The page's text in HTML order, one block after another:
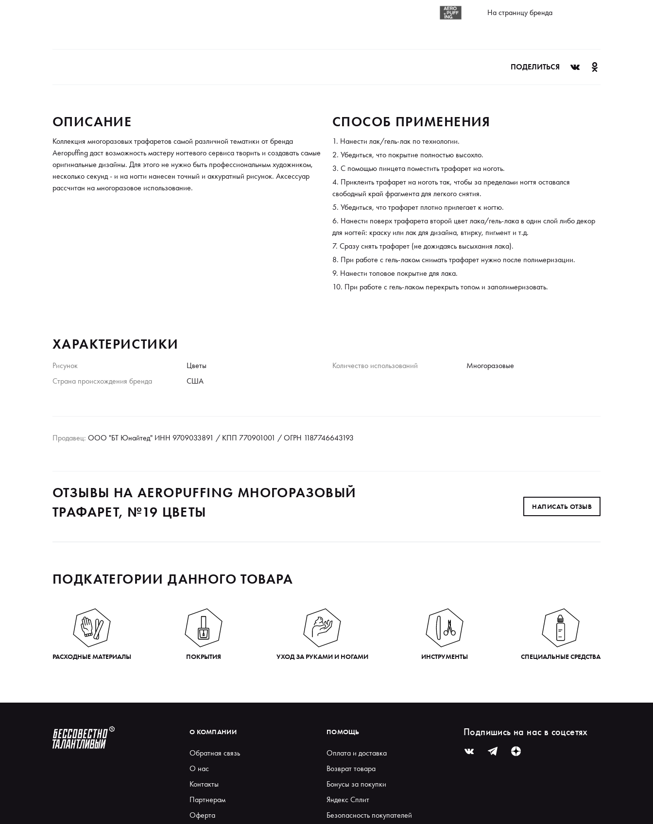
рассчитан на многоразовое использование.
На страницу бренда
ПОДЕЛИТЬСЯ
ОПИСАНИЕ
Коллекция многоразовых трафаретов самой различной тематики от бренда
Aeropuffing даст возможность мастеру ногтевого сервиса творить и создавать самые
оригинальные дизайны. Для этого не нужно быть профессиональным художником,
несколько секунд - и на ногти нанесен точный и аккуратный рисунок. Аксессуар
рассчитан на многоразовое использование.
СПОСОБ ПРИМЕНЕНИЯ
Нанести лак/гель-лак по технологии.
Убедиться, что покрытие полностью высохло.
С помощью пинцета поместить трафарет на ноготь.
Приклеить трафарет на ноготь так, чтобы за пределами ногтя оставался
свободный край фрагмента для легкого снятия.
Убедиться, что трафарет плотно прилегает к ногтю.
Нанести поверх трафарета второй цвет лака/гель-лака в один слой либо декор
для ногтей: краску или лак для дизайна, втирку, пигмент и т.д.
Сразу снять трафарет (не дожидаясь высыхания лака).
При работе с гель-лаком снимать трафарет нужно после полимеризации.
Нанести топовое покрытие для лака.
При работе с гель-лаком перекрыть топом и заполимеризовать.
ХАРАКТЕРИСТИКИ
Рисунок Цветы Количество использований
Многоразовые
Страна происхождения бренда
США
Продавец: ООО "БТ Юнайтед" ИНН 9709033891 / КПП 770901001 / ОГРН 1187746643193
ОТЗЫВЫ НА AEROPUFFING МНОГОРАЗОВЫЙ
ТРАФАРЕТ, №19 ЦВЕТЫ
НАПИСАТЬ ОТЗЫВ
ПОДКАТЕГОРИИ ДАННОГО ТОВАРА
РАСХОДНЫЕ МАТЕРИАЛЫ ПОКРЫТИЯ УХОД ЗА РУКАМИ И НОГАМИ ИНСТРУМЕНТЫ СПЕЦИАЛЬНЫЕ СРЕДСТВА
О КОМПАНИИ
Обратная связь
О нас
Контакты
Партнерам
Оферта
ПОМОЩЬ
Оплата и доставка
Возврат товара
Бонусы за покупки
Яндекс Сплит
Безопасность покупателей
Подпишись на нас в соцсетях